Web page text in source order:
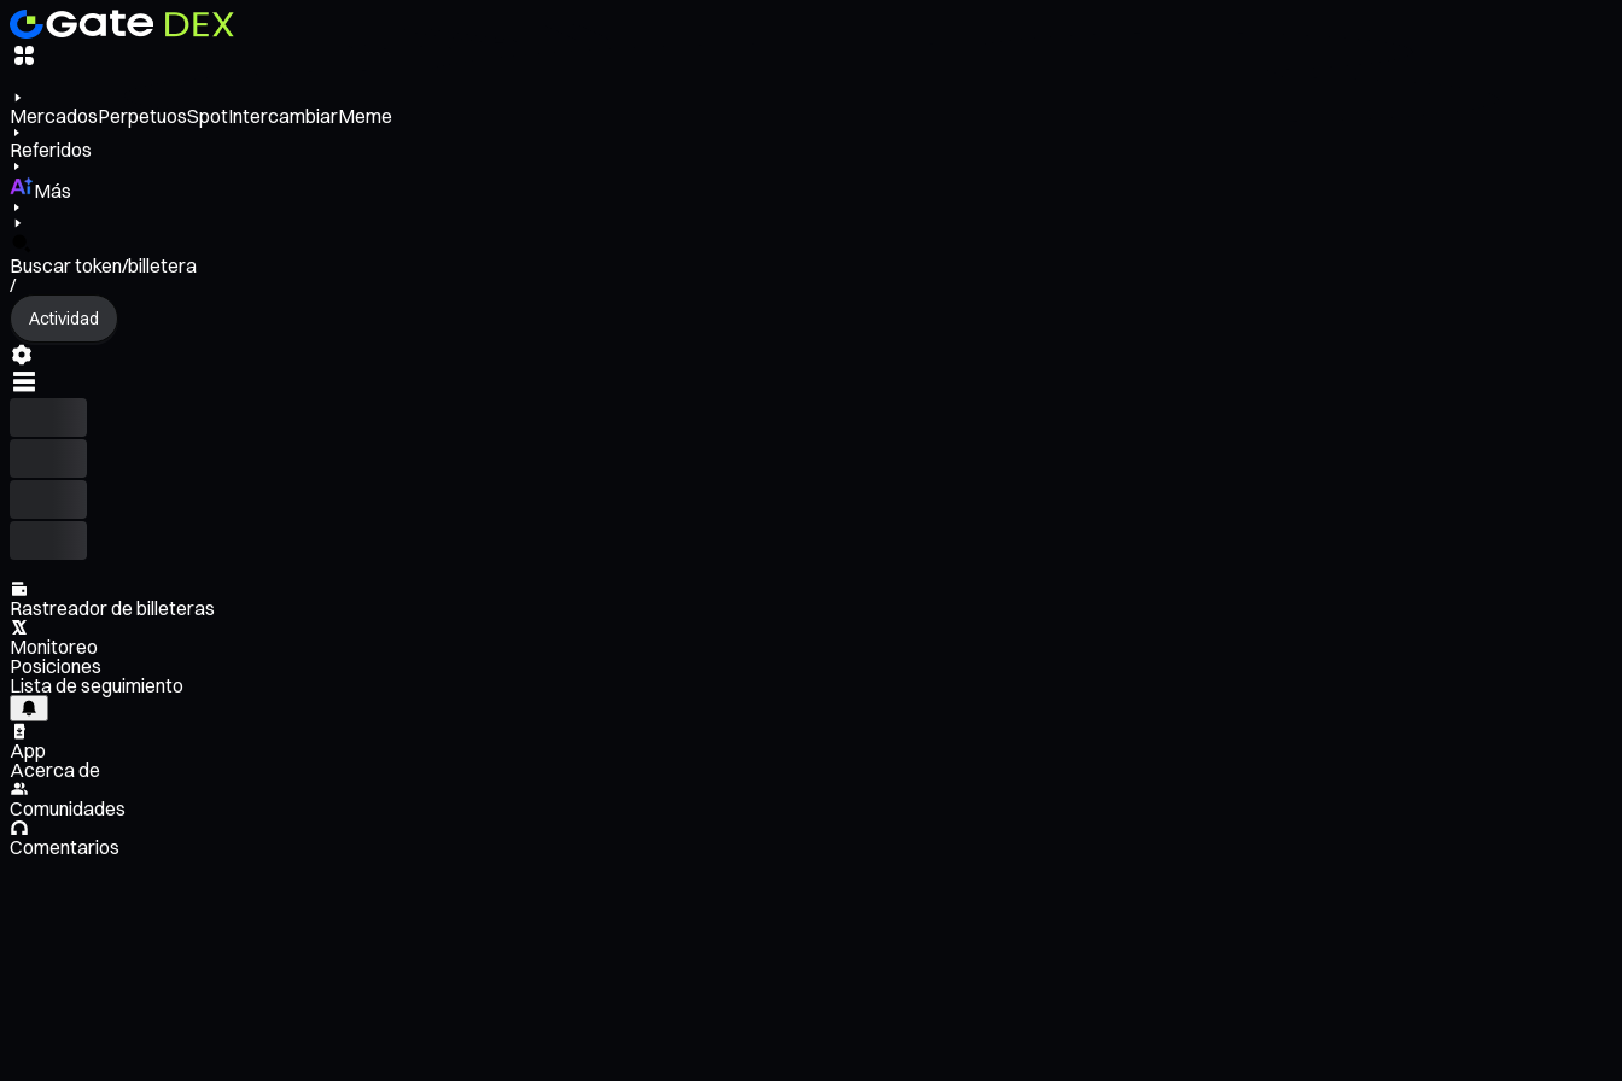
MercadosPerpetuosSpotIntercambiarMeme
Referidos
Más
Buscar token/billetera
/
Actividad
Rastreador de billeteras
Monitoreo
Posiciones
Lista de seguimiento
App
Acerca de
Comunidades
Comentarios